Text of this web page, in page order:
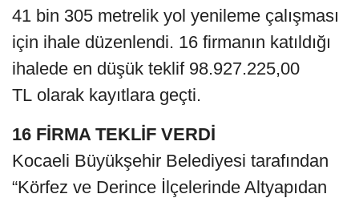
41 bin 305 metrelik yol yenileme çalışması
için ihale düzenlendi. 16 firmanın katıldığı
ihalede en düşük teklif 98.927.225,00
TL olarak kayıtlara geçti.
16 FİRMA TEKLİF VERDİ
Kocaeli Büyükşehir Belediyesi tarafından
“Körfez ve Derince İlçelerinde Altyapıdan